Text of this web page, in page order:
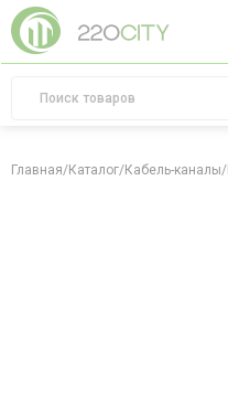
Главная/Каталог/Кабель-каналы/